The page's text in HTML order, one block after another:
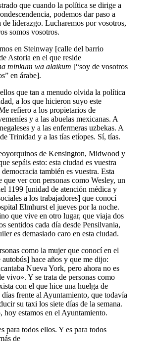
que cuando la política se dirige a
podemos dar paso a
de liderazgo. Lucharemos por vosotros,
somos vosotros.
en Steinway [calle del barrio
Astoria en el que reside
minkum wa alaikum [“soy de vosotros
en árabe].
que tan a menudo olvida la política
a los que hicieron suyo este
refiero a los propietarios de
y a las abuelas mexicanas. A
y a las enfermeras uzbekas. A
Trinidad y a las tías etíopes. Sí, tías.
de Kensington, Midwood y
sepáis esto: esta ciudad es vuestra
también es vuestra. Esta
que ver con personas como Wesley, un
1199 [unidad de atención médica y
a los trabajadores] que conocí
Elmhurst el jueves por la noche.
que vive en otro lugar, que viaja dos
sentidos cada día desde Pensilvania,
es demasiado caro en esta ciudad.
como la mujer que conocí en el
hace años y que me dijo:
Nueva York, pero ahora no es
vivo». Y se trata de personas como
con el que hice una huelga de
días frente al Ayuntamiento, que todavía
su taxi los siete días de la semana.
hoy estamos en el Ayuntamiento.
para todos ellos. Y es para todos
de